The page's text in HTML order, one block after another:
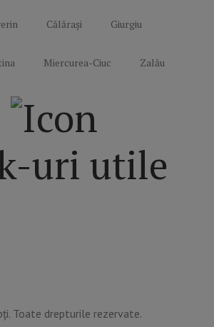
Călărași Giurgiu
Miercurea-Ciuc Zalău
uri utile
Toate drepturile rezervate.